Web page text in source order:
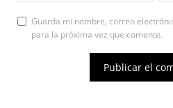
Guarda mi nombre, correo
para la próxima vez que comente.